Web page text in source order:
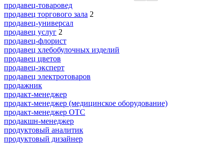
продавец-товаровед
продавец торгового зала 2
продавец-универсал
продавец услуг 2
продавец-флорист
продавец хлебобулочных изделий
продавец цветов
продавец-эксперт
продавец электротоваров
продажник
продакт-менеджер
продакт-менеджер (медицинское оборудование)
продакт-менеджер ОТС
продакшн-менеджер
продуктовый аналитик
продуктовый дизайнер